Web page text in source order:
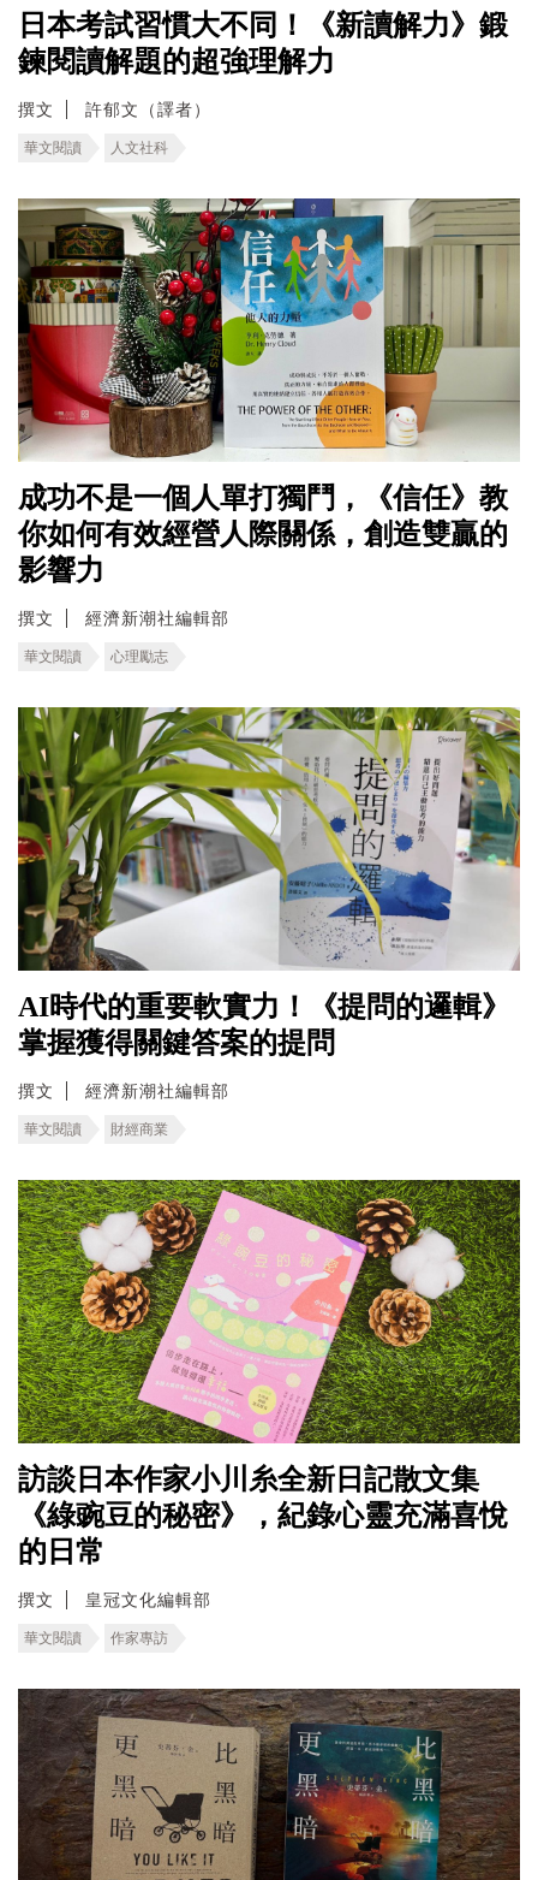
日本考試習慣大不同！《新讀解力》鍛
鍊閱讀解題的超強理解力
撰文 許郁文（譯者）
華文閱讀 人文社科
成功不是一個人單打獨鬥，《信任》教
你如何有效經營人際關係，創造雙贏的
影響力
撰文 經濟新潮社編輯部
華文閱讀 心理勵志
AI時代的重要軟實力！《提問的邏輯》
掌握獲得關鍵答案的提問
撰文 經濟新潮社編輯部
華文閱讀 財經商業
訪談日本作家小川糸全新日記散文集
《綠豌豆的秘密》，紀錄心靈充滿喜悅
的日常
撰文 皇冠文化編輯部
華文閱讀 作家專訪